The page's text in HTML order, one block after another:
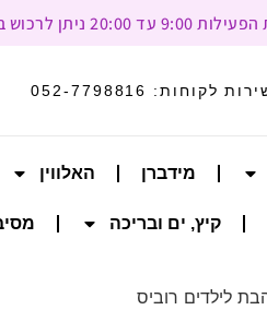
93, רמת גן
לקוחות: 052-7798816
מידברן האלווין
קיץ, ים ובריכה
לילדים רוביס